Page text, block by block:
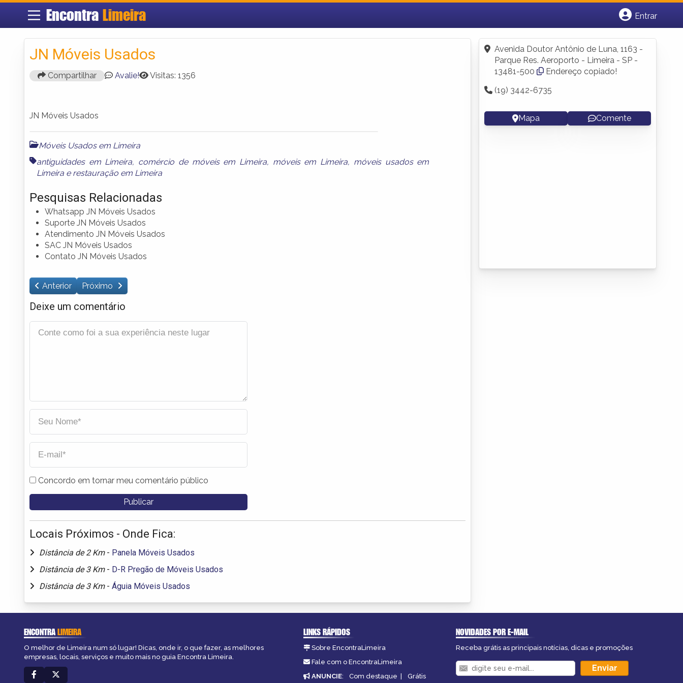
Encontra Limeira
Entrar
Fazer login
Criar conta
JN Móveis Usados
Compartilhar Avalie! Visitas: 1356
JN Móveis Usados
Móveis Usados em Limeira
antiguidades em Limeira, comércio de móveis em Limeira, móveis em Limeira, móveis usados em
Limeira e restauração em Limeira
Pesquisas Relacionadas
Whatsapp JN Móveis Usados
Suporte JN Móveis Usados
Atendimento JN Móveis Usados
SAC JN Móveis Usados
Contato JN Móveis Usados
Anterior Próximo
Deixe um comentário
Concordo em tornar meu comentário público
Locais Próximos - Onde Fica:
Distância de 2 Km - Panela Móveis Usados
Distância de 3 Km - D-R Pregão de Móveis Usados
Distância de 3 Km - Águia Móveis Usados
Avenida Doutor Antônio de Luna, 1163 -
Parque Res. Aeroporto - Limeira - SP -
13481-500
Endereço copiado!
(19) 3442-6735
Mapa Comente
ENCONTRALIMEIRA
O melhor de Limeira num só lugar! Dicas, onde ir, o que fazer, as melhores
empresas, locais, serviços e muito mais no guia Encontra Limeira.
LINKS RÁPIDOS
Sobre EncontraLimeira
Fale com o EncontraLimeira
ANUNCIE: Com destaque | Grátis
NOVIDADES POR E-MAIL
Receba grátis as principais notícias, dicas e promoções